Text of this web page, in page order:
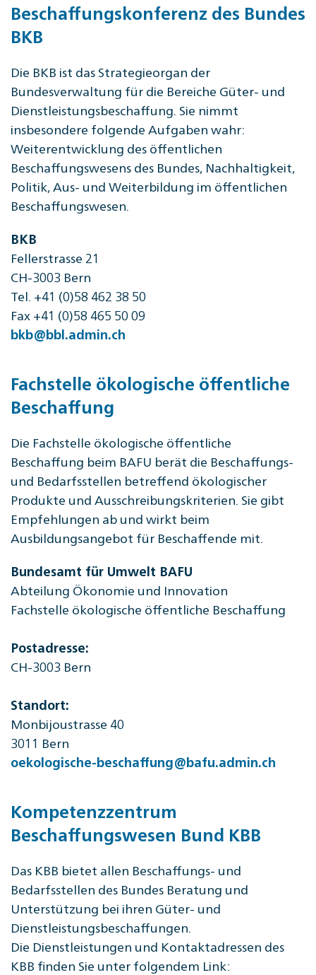
Beschaffungskonferenz des Bundes
BKB
Die BKB ist das Strategieorgan der
Bundesverwaltung für die Bereiche Güter- und
Dienstleistungsbeschaffung. Sie nimmt
insbesondere folgende Aufgaben wahr:
Weiterentwicklung des öffentlichen
Beschaffungswesens des Bundes, Nachhaltigkeit,
Politik, Aus- und Weiterbildung im öffentlichen
Beschaffungswesen.
BKB
Fellerstrasse 21
CH-3003 Bern
Tel. +41 (0)58 462 38 50
Fax +41 (0)58 465 50 09
bkb@bbl.admin.ch
Fachstelle ökologische öffentliche
Beschaffung
Die Fachstelle ökologische öffentliche
Beschaffung beim BAFU berät die Beschaffungs-
und Bedarfsstellen betreffend ökologischer
Produkte und Ausschreibungskriterien. Sie gibt
Empfehlungen ab und wirkt beim
Ausbildungsangebot für Beschaffende mit.
Bundesamt für Umwelt BAFU
Abteilung Ökonomie und Innovation
Fachstelle ökologische öffentliche Beschaffung
Postadresse:
CH-3003 Bern
Standort:
Monbijoustrasse 40
3011 Bern
oekologische-beschaffung@bafu.admin.ch
Kompetenzzentrum
Beschaffungswesen Bund KBB
Das KBB bietet allen Beschaffungs- und
Bedarfsstellen des Bundes Beratung und
Unterstützung bei ihren Güter- und
Dienstleistungsbeschaffungen.
Die Dienstleistungen und Kontaktadressen des
KBB finden Sie unter folgendem Link: